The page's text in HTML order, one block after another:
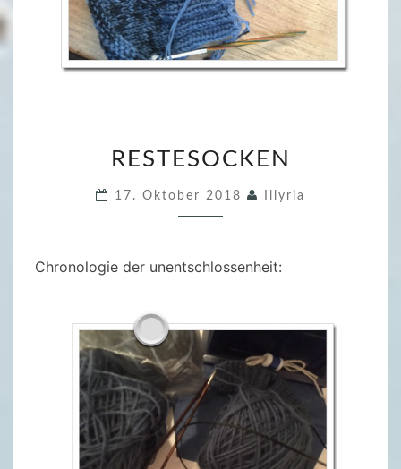
E
S
T
S
K
E
N
RESTESOCKEN
17. Oktober 2018 Illyria
Chronologie der unentschlossenheit: